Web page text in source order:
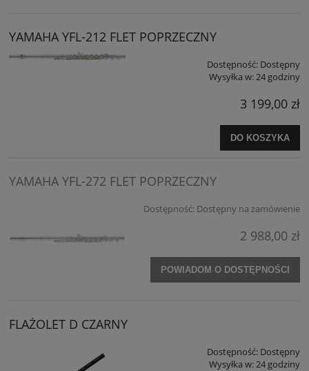
YAMAHA YFL-212 FLET POPRZECZNY
Dostępność: Dostępny
Wysyłka w:24 godziny
3 199,00 zł
DO KOSZYKA
YAMAHA YFL-272 FLET POPRZECZNY
Dostępność: Dostępny na zamówienie
2 988,00 zł
POWIADOM O DOSTĘPNOŚCI
FLAŻOLET D CZARNY
Dostępność: Dostępny
Wysyłka w:24 godziny